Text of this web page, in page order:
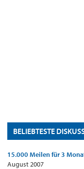
BELIEBTESTE
15.000 Meilen für 3
August 2007